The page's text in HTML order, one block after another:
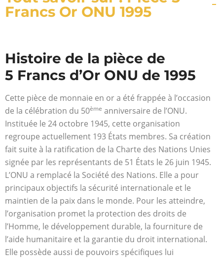
Francs Or ONU 1995
Histoire de la pièce de
5 Francs d’Or ONU de 1995
Cette pièce de monnaie en or a été frappée à l’occasion
de la célébration du 50ème anniversaire de l’ONU.
Instituée le 24 octobre 1945, cette organisation
regroupe actuellement 193 États membres. Sa création
fait suite à la ratification de la Charte des Nations Unies
signée par les représentants de 51 États le 26 juin 1945.
L’ONU a remplacé la Société des Nations. Elle a pour
principaux objectifs la sécurité internationale et le
maintien de la paix dans le monde. Pour les atteindre,
l’organisation promet la protection des droits de
l’Homme, le développement durable, la fourniture de
l’aide humanitaire et la garantie du droit international.
Elle possède aussi de pouvoirs spécifiques lui